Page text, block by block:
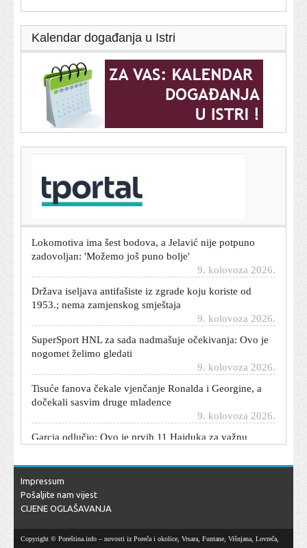
Kalendar događanja u Istri
Ruska prijetnja Europi nalazi se u susjedstvu? U gradu
na granici će izbiti kriza
Lokomotiva ima šest bodova, a Jelavić nije potpuno
zadovoljan: 'Možemo još puno bolje'
Država iseljava antifašiste iz zgrade koju koriste od
1953.; nema zamjenskog smještaja
SuperSport HNL za sada nadmašuje očekivanja: Ovo je
nogomet želimo gledati
Tisuće fanova čekale vjenčanje Ronalda i Georgine, a
dočekali sasvim druge mladence
Garcia odlučio: Ovo je prvih 11 Hajduka za važnu
utakmicu s Istrom
horoskopski znakovi neće vas napustiti ni u najtežim
trenucima
Iran postavio novi uvjet SAD-u: 'Ne smijete nam više
Impressum
Pošaljite nam vijest
CIJENE OGLAŠAVANJA
Copyright © Poreština.info – novosti iz Poreča i okolice, Vrsara, Funtane, Višnjana, Lovreča,